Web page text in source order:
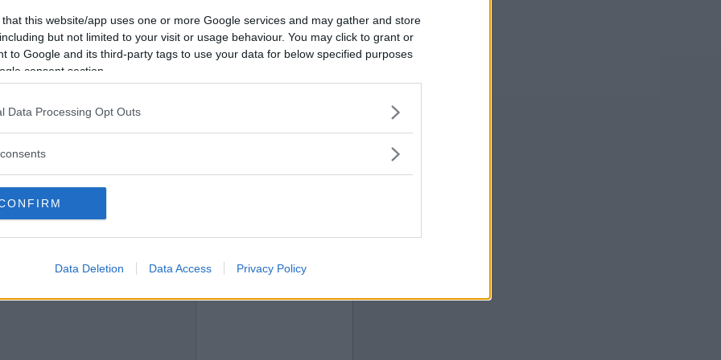
that this website/app uses one or more Google services and may gather and store
but not limited to your visit or usage behaviour. You may click to grant or
to Google and its third-party tags to use your data for below specified purposes
consent section.
Data Processing Opt Outs
Data Deletion Data Access Privacy Policy
2013-09-02 20:32
Vill du bli
medlem?